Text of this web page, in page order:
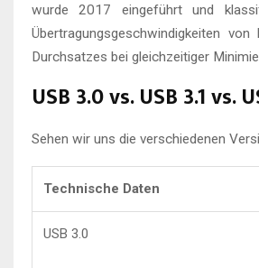
wurde 2017 eingeführt und
Übertragungsgeschwindigkeiten
Durchsatzes bei gleichzeitiger
USB 3.0 vs. USB 3.1
Sehen wir uns die verschiedenen
Technische Daten
USB 3.0